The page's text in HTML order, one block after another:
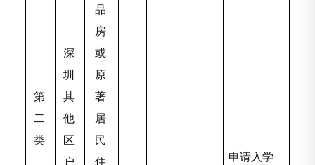
申请入学
第
二
类
深
圳
其
他
区
户
品
房
或
原
著
居
民
住